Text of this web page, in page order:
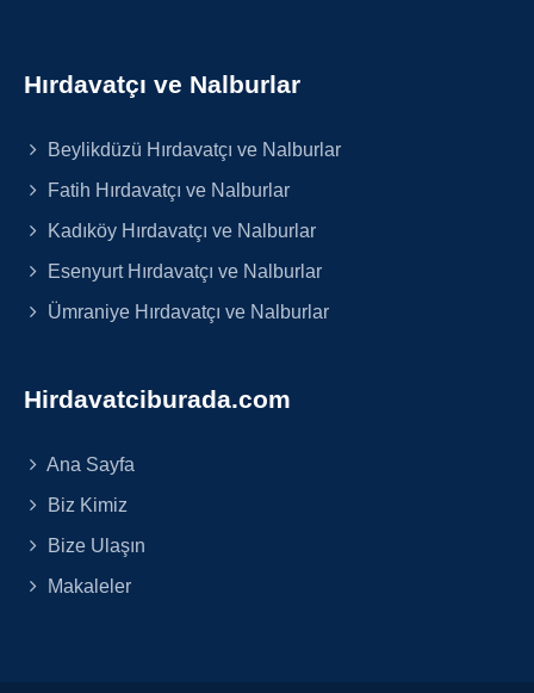
Hırdavatçı ve Nalburlar
Beylikdüzü Hırdavatçı ve Nalburlar
Fatih Hırdavatçı ve Nalburlar
Kadıköy Hırdavatçı ve Nalburlar
Esenyurt Hırdavatçı ve Nalburlar
Ümraniye Hırdavatçı ve Nalburlar
Hirdavatciburada.com
Ana Sayfa
Biz Kimiz
Bize Ulaşın
Makaleler